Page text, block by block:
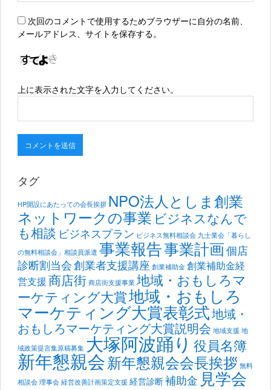
次回のコメントで使用するためブラウザーに自分の名前、
メールアドレス、サイトを保存する。
上に表示された文字を入力してください。
タグ
HP開設にあたっての会長挨拶 NPO法人としま創業
ネットワークの事業 ビジネスなんで
も相談 ビジネスプラン ビジネス無料相談会 九士業会「暮らし
の無料相談会」相談員派遣 事業報告事業計画個店
診断割当会創業者支援講座 創業補助金 創業補助金経
営支援商店街 商店街支援事業 地域・おもしろマ
ーケティング大賞地域・おもしろ
マーケティング大賞表彰式地域・
おもしろマーケティング大賞説明会 地域支援 地
域政策提言集原稿募集 大塚阿波踊り役員名簿
新年懇親会新年懇親会会長挨拶 無料
相談会 理事会 経営改善計画策定支援 経営診断補助金 見学会